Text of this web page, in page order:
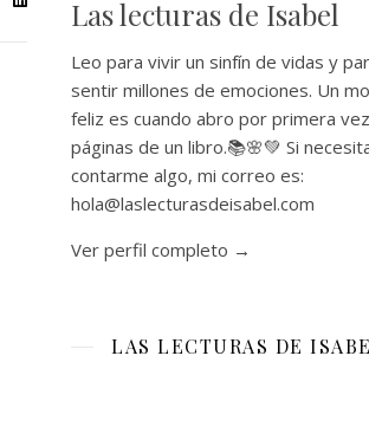
Las lecturas de Isabel
Leo para vivir un sinfín de vidas y
sentir millones de emociones. Un
feliz es cuando abro por primera
páginas de un libro.📚🌸💚 Si
contarme algo, mi correo es:
hola@laslecturasdeisabel.com
Ver perfil completo →
LAS LECTURAS DE